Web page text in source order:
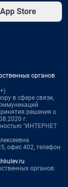
App Store
органов
в сфере связи,
решения о
г.
"ИНТЕРНЕТ
офис 402, телефон
органов: